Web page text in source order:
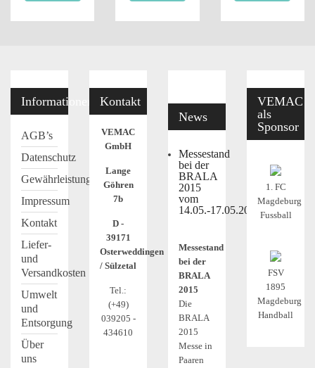
Informationen
AGB’s
Datenschutz
Gewährleistung
Impressum
Kontakt
Liefer-
und
Versandkosten
Umwelt
und
Entsorgung
Über
uns
Kontakt
VEMAC
GmbH
Lange
Göhren
7b
D -
39171
Osterweddingen
/ Sülzetal
Tel.:
(+49)
039205 -
434610
News
Messestand
bei der
BRALA
2015
vom
14.05.-17.05.2015
Messestand
bei der
BRALA
2015
Die
BRALA
2015
Messe in
Paaren
VEMAC
als
Sponsor
1. FC
Magdeburg
Fussball
FSV
1895
Magdeburg
Handball